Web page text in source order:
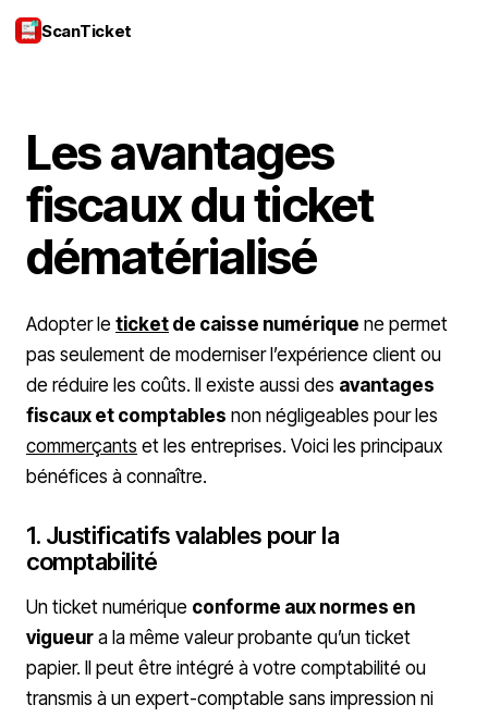
ScanTicket
Les avantages
fiscaux du ticket
dématérialisé
Adopter le ticket de caisse numérique ne permet
pas seulement de moderniser l’expérience client ou
de réduire les coûts. Il existe aussi des avantages
fiscaux et comptables non négligeables pour les
commerçants et les entreprises. Voici les principaux
bénéfices à connaître.
1. Justificatifs valables pour la
comptabilité
Un ticket numérique conforme aux normes en
vigueur a la même valeur probante qu’un ticket
papier. Il peut être intégré à votre comptabilité ou
transmis à un expert-comptable sans impression ni